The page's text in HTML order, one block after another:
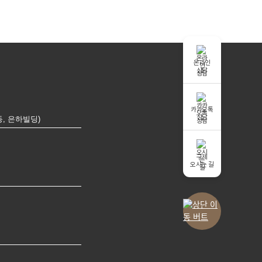
온라인
상담
카카오톡
상담
구제
오시는 길
, 은하빌딩)